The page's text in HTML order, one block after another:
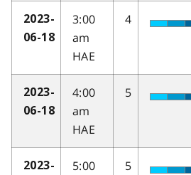
2023-
06-18
3:00
am
HAE
4
2023-
06-18
4:00
am
HAE
5
2023-
5:00
5